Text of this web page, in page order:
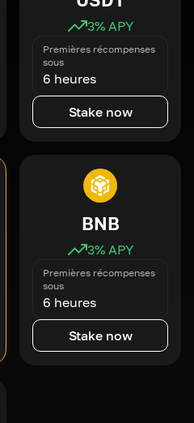
3% APY
Premières récompenses
sous
6 heures
Stake now
BNB
3% APY
Premières récompenses
sous
6 heures
Stake now